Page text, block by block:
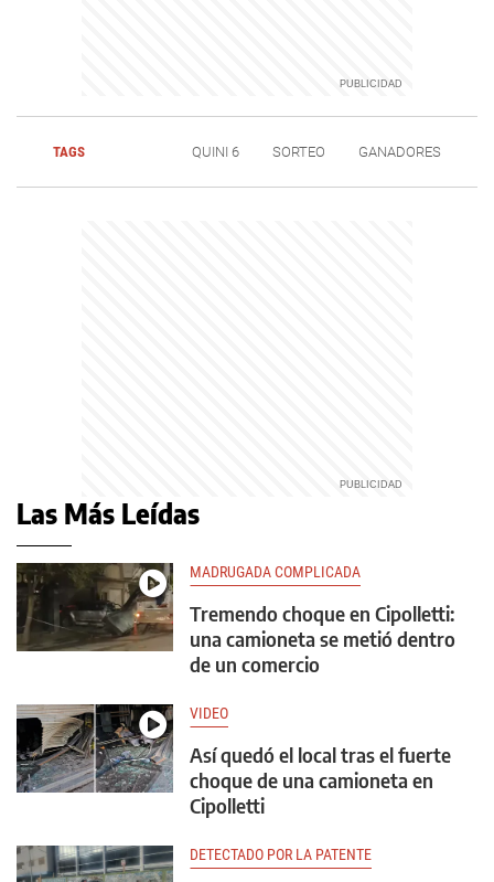
TAGS QUINI 6 SORTEO GANADORES
Las Más Leídas
MADRUGADA COMPLICADA
Tremendo choque en Cipolletti:
una camioneta se metió dentro
de un comercio
VIDEO
Así quedó el local tras el fuerte
choque de una camioneta en
Cipolletti
DETECTADO POR LA PATENTE